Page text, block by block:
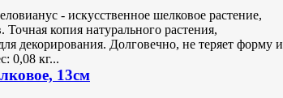
- искусственное шелковое растение,
копия натурального растения,
декорирования. Долговечно, не теряет форму и
0,08 кг...
13см